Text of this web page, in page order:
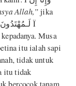
Allah,”jika
engkau menjelaskannya kepada kami, Î لَـمُهْتَدُونَ Ï
kepadanya. Musa
itu ialah sapi
tidak untuk
itu tidak
bercocok tanam